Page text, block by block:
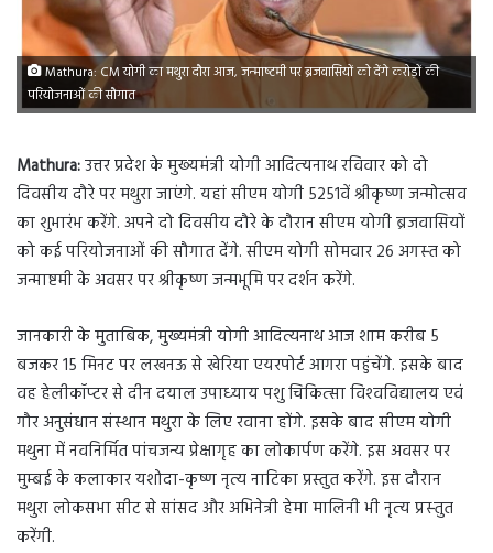
Mathura: CM योगी का मथुरा दौरा आज, जन्‍माष्‍टमी पर ब्रजवासियों को देंगे करोड़ों की
परियोजनाओं की सौगात
Mathura:उत्तर प्रदेश के मुख्‍यमंत्री योगी आदित्‍यनाथ रविवार को दो
दिवसीय दौरे पर मथुरा जाएंगे. यहां सीएम योगी 5251वें श्रीकृष्‍ण जन्‍मोत्‍सव
का शुभारंभ करेंगे. अपने दो दिवसीय दौरे के दौरान सीएम योगी ब्रजवासियों
को कई परियोजनाओं की सौगात देंगे. सीएम योगी सोमवार 26 अगस्‍त को
जन्माष्टमी के अवसर पर श्रीकृष्‍ण जन्‍मभूमि पर दर्शन करेंगे.
जानकारी के मुताबिक, मुख्यमंत्री योगी आदित्यनाथ आज शाम करीब 5
बजकर 15 मिनट पर लखनऊ से खेरिया एयरपोर्ट आगरा पहुंचेंगे. इसके बाद
वह हेलीकॉप्‍टर से दीन दयाल उपाध्‍याय पशु चिकित्‍सा विश्‍वविद्यालय एवं
गौर अनुसंधान संस्‍थान मथुरा के लिए रवाना होंगे. इसके बाद सीएम योगी
मथुना में नवनिर्मित पांचजन्य प्रेक्षागृह का लोकार्पण करेंगे. इस अवसर पर
मुम्बई के कलाकार यशोदा-कृष्ण नृत्य नाटिका प्रस्तुत करेंगे. इस दौरान
मथुरा लोकसभा सीट से सांसद और अभिनेत्री हेमा मालिनी भी नृत्‍य प्रस्‍तुत
करेंगी.